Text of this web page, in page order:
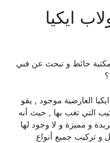
ايكيا
حائط و تبحث عن فني
العارضية موجود , يقو
التي تغب بها , حيث أنه
و مميزة و لا وجود لها
و تركيب جميع أنواع